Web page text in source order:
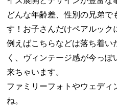
どんな年齢差、性別の兄弟
す！お子さんだけペアルック
例えばこちらなどは落ち着い
く、ヴィンテージ感が今っ
来ちゃいます。
ファミリーフォトやウェディ
ね。